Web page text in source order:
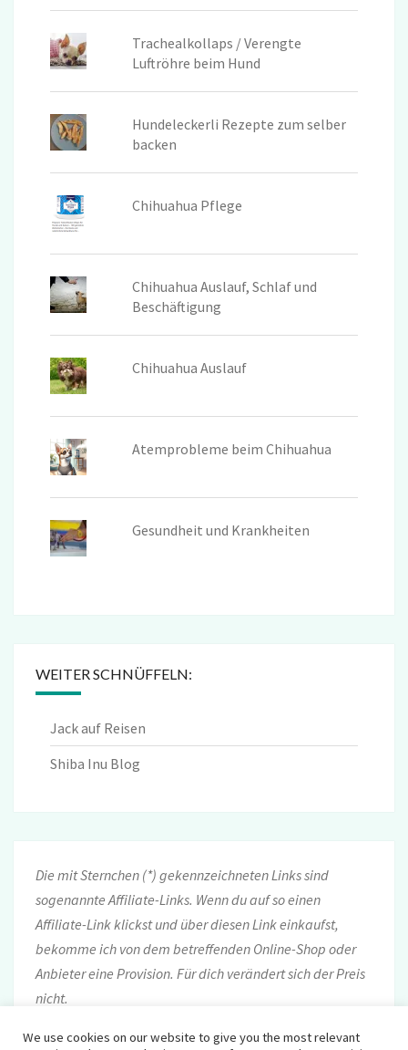
Trachealkollaps / Verengte
Luftröhre beim Hund
Hundeleckerli Rezepte zum selber
backen
Chihuahua Pflege
Chihuahua Auslauf, Schlaf und
Beschäftigung
Chihuahua Auslauf
Atemprobleme beim Chihuahua
Gesundheit und Krankheiten
WEITER SCHNÜFFELN:
Jack auf Reisen
Shiba Inu Blog
Die mit Sternchen (*) gekennzeichneten Links sind
sogenannte Affiliate-Links. Wenn du auf so einen
Affiliate-Link klickst und über diesen Link einkaufst,
bekomme ich von dem betreffenden Online-Shop oder
Anbieter eine Provision. Für dich verändert sich der Preis
nicht.
We use cookies on our website to give you the most relevant